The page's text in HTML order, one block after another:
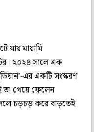
যায় মায়ামি
২০২৪ সালে এক
এর একটি সংস্করণ
তা খেয়ে ফেলেন
চড়চড় করে বাড়তেই